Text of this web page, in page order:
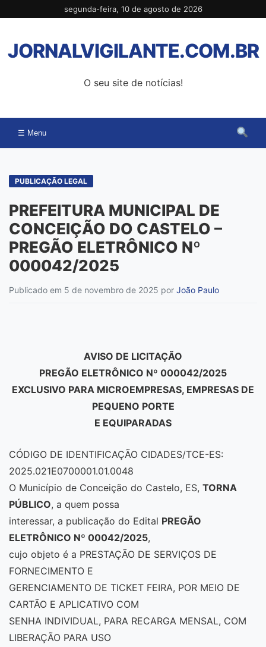
para
conteúdo
segunda-feira, 10 de agosto de 2026
JORNALVIGILANTE.COM.BR
O seu site de notícias!
☰ Menu
PUBLICAÇÃO LEGAL
PREFEITURA MUNICIPAL DE
CONCEIÇÃO DO CASTELO –
PREGÃO ELETRÔNICO Nº
000042/2025
Publicado em 5 de novembro de 2025 por João Paulo
AVISO DE LICITAÇÃO
PREGÃO ELETRÔNICO Nº 000042/2025
EXCLUSIVO PARA MICROEMPRESAS, EMPRESAS DE
PEQUENO PORTE
E EQUIPARADAS
CÓDIGO DE IDENTIFICAÇÃO CIDADES/TCE-ES:
2025.021E0700001.01.0048
O Município de Conceição do Castelo, ES, TORNA
PÚBLICO, a quem possa
interessar, a publicação do Edital PREGÃO
ELETRÔNICO Nº 00042/2025,
cujo objeto é a PRESTAÇÃO DE SERVIÇOS DE
FORNECIMENTO E
GERENCIAMENTO DE TICKET FEIRA, POR MEIO DE
CARTÃO E APLICATIVO COM
SENHA INDIVIDUAL, PARA RECARGA MENSAL, COM
LIBERAÇÃO PARA USO